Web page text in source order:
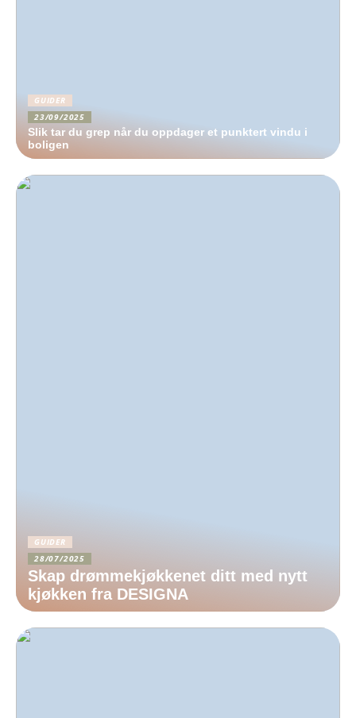
GUIDER
23/09/2025
Slik tar du grep når du oppdager et punktert vindu i
boligen
GUIDER
28/07/2025
Skap drømmekjøkkenet ditt med nytt
kjøkken fra DESIGNA